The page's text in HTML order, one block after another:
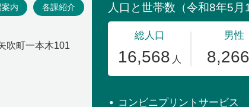
場
内 各課紹介
吹町一本木101
コンビニプリントサービス